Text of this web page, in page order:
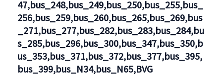
47,bus_248,bus_249,bus_250,bus_255,bus_
256,bus_259,bus_260,bus_265,bus_269,bus
_271,bus_277,bus_282,bus_283,bus_284,bu
s_285,bus_296,bus_300,bus_347,bus_350,b
us_353,bus_371,bus_372,bus_377,bus_395,
bus_399,bus_N34,bus_N65,BVG